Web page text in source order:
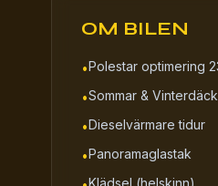
OM BILEN
•Polestar optimering
•Sommar & Vinterdäck
•Dieselvärmare tidur
•Panoramaglastak
Klädsel (helskinn)